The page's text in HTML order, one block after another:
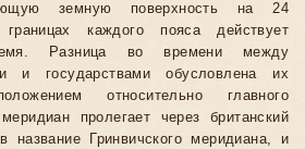
земную поверхность на 24
каждого пояса действует
Разница во времени между
и государствами обусловлена их
относительно главного
пролегает через британский
название Гринвичского меридиана, и